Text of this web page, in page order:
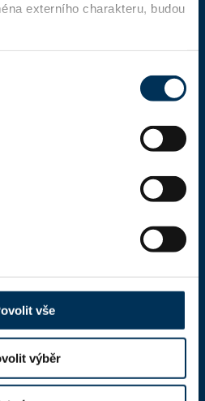
externího charakteru, budou
vše
výběr